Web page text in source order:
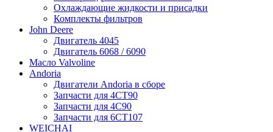
Охлаждающие жидкости и присадки
Комплекты фильтров
John Deere
Двигатель 4045
Двигатель 6068 / 6090
Масло Valvoline
Andoria
Двигатели Andoria в сборе
Запчасти для 4CT90
Запчасти для 4С90
Запчасти для 6CT107
WEICHAI